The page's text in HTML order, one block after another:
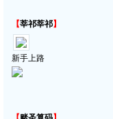
【莘祁莘祁】
新手上路